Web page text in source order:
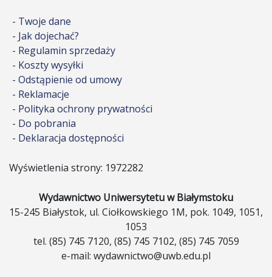
- Twoje dane
- Jak dojechać?
- Regulamin sprzedaży
- Koszty wysyłki
- Odstąpienie od umowy
- Reklamacje
- Polityka ochrony prywatności
- Do pobrania
- Deklaracja dostępności
Wyświetlenia strony: 1972282
Wydawnictwo Uniwersytetu w Białymstoku
15-245 Białystok, ul. Ciołkowskiego 1M, pok. 1049, 1051,
1053
tel. (85) 745 7120, (85) 745 7102, (85) 745 7059
e-mail: wydawnictwo@uwb.edu.pl